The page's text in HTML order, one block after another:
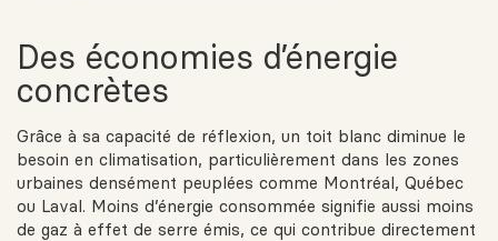
Des économies d’énergie
concrètes
Grâce à sa capacité de réflexion, un toit blanc diminue le
besoin en climatisation, particulièrement dans les zones
urbaines densément peuplées comme Montréal, Québec
ou Laval. Moins d’énergie consommée signifie aussi moins
de gaz à effet de serre émis, ce qui contribue directement